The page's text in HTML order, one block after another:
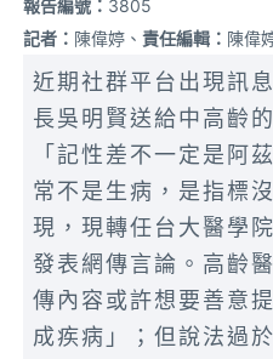
報告編號： 3805
記者： 陳偉婷、責任編輯： 陳偉
近期社群平台出現訊
長吳明賢送給中高齡
「記性差不一定是阿
常不是生病，是指標
現，現轉任台大醫學
發表網傳言論。高齡
傳內容或許想要善意
成疾病」；但說法過